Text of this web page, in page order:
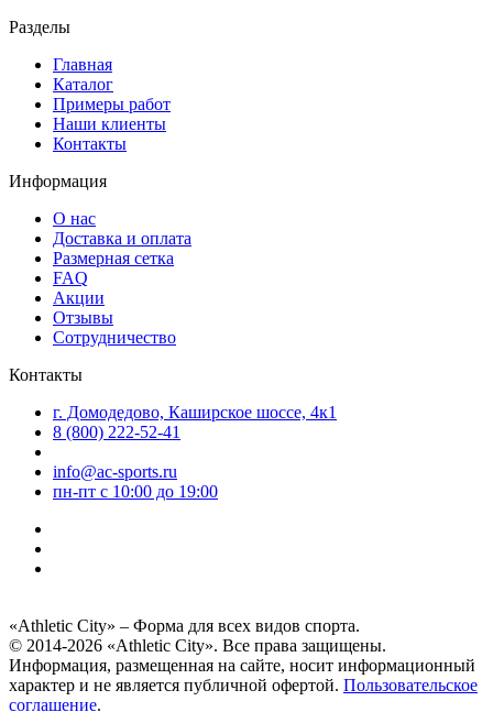
Разделы
Главная
Каталог
Примеры работ
Наши клиенты
Контакты
Информация
О нас
Доставка и оплата
Размерная сетка
FAQ
Акции
Отзывы
Сотрудничество
Контакты
г. Домодедово, Каширское шоссе, 4к1
8 (800) 222-52-41
info@ac-sports.ru
пн-пт c 10:00 до 19:00
«Athletic City» – Форма для всех видов спорта.
© 2014-2026 «Athletic City». Все права защищены.
Информация, размещенная на сайте, носит информационный
характер и не является публичной офертой. Пользовательское
соглашение.